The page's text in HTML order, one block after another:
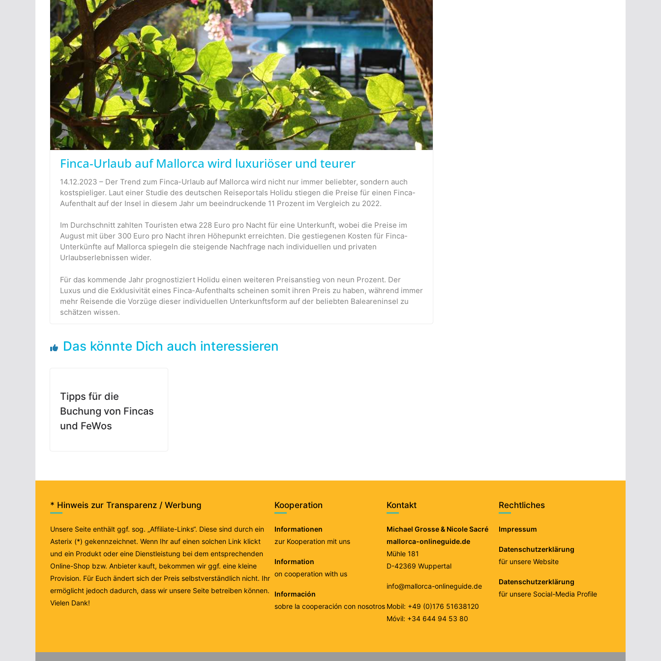
Finca-Urlaub auf Mallorca wird luxuriöser und teurer
14.12.2023 – Der Trend zum Finca-Urlaub auf Mallorca wird nicht nur immer beliebter, sondern auch
kostspieliger. Laut einer Studie des deutschen Reiseportals Holidu stiegen die Preise für einen Finca-
Aufenthalt auf der Insel in diesem Jahr um beeindruckende 11 Prozent im Vergleich zu 2022.
Im Durchschnitt zahlten Touristen etwa 228 Euro pro Nacht für eine Unterkunft, wobei die Preise im
August mit über 300 Euro pro Nacht ihren Höhepunkt erreichten. Die gestiegenen Kosten für Finca-
Unterkünfte auf Mallorca spiegeln die steigende Nachfrage nach individuellen und privaten
Urlaubserlebnissen wider.
Für das kommende Jahr prognostiziert Holidu einen weiteren Preisanstieg von neun Prozent. Der
Luxus und die Exklusivität eines Finca-Aufenthalts scheinen somit ihren Preis zu haben, während immer
mehr Reisende die Vorzüge dieser individuellen Unterkunftsform auf der beliebten Baleareninsel zu
schätzen wissen.
Das könnte Dich auch interessieren
Tipps für die
Buchung von Fincas
und FeWos
* Hinweis zur Transparenz / Werbung
Unsere Seite enthält ggf. sog. „Affiliate-Links“. Diese sind durch ein
Asterix (*) gekennzeichnet. Wenn Ihr auf einen solchen Link klickt
und ein Produkt oder eine Dienstleistung bei dem entsprechenden
Online-Shop bzw. Anbieter kauft, bekommen wir ggf. eine kleine
Provision. Für Euch ändert sich der Preis selbstverständlich nicht. Ihr
ermöglicht jedoch dadurch, dass wir unsere Seite betreiben können.
Vielen Dank!
Kooperation
Informationen
zur Kooperation mit uns
Information
on cooperation with us
Información
sobre la cooperación con nosotros
Kontakt
Michael Grosse & Nicole Sacré
mallorca-onlineguide.de
Mühle 181
D-42369 Wuppertal
info@mallorca-onlineguide.de
Mobil: +49 (0)176 51638120
Móvil: +34 644 94 53 80
Rechtliches
Impressum
Datenschutzerklärung
für unsere Website
Datenschutzerklärung
für unsere Social-Media Profile